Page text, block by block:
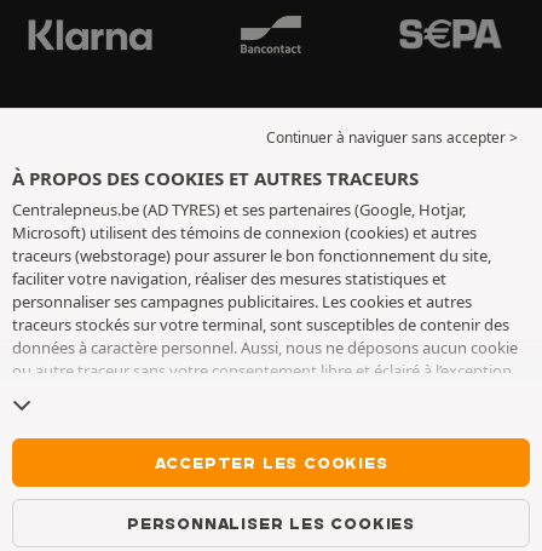
Continuer à naviguer sans accepter >
À PROPOS DES COOKIES ET AUTRES TRACEURS
Centralepneus.be (AD TYRES) et ses partenaires (Google, Hotjar,
Microsoft) utilisent des témoins de connexion (cookies) et autres
traceurs (webstorage) pour assurer le bon fonctionnement du site,
faciliter votre navigation, réaliser des mesures statistiques et
personnaliser ses campagnes publicitaires. Les cookies et autres
traceurs stockés sur votre terminal, sont susceptibles de contenir des
données à caractère personnel. Aussi, nous ne déposons aucun cookie
ou autre traceur sans votre consentement libre et éclairé à l’exception
conservons votre choix pendant 6 mois. Vous pouvez retirer votre
consentement à tout moment en vous rendant sur lapage cookies et
. Vous pouvez choisir de continuer à naviguer sans
accepter le dépôt de cookies ou autres traceurs. Le refus ne fait pas
obstacle à l’accès aux services AD TYRES. Pour plus d’informations, nous
vous invitons à consulterla page cookies et autres traceurs
ACCEPTER LES COOKIES
PERSONNALISER LES COOKIES